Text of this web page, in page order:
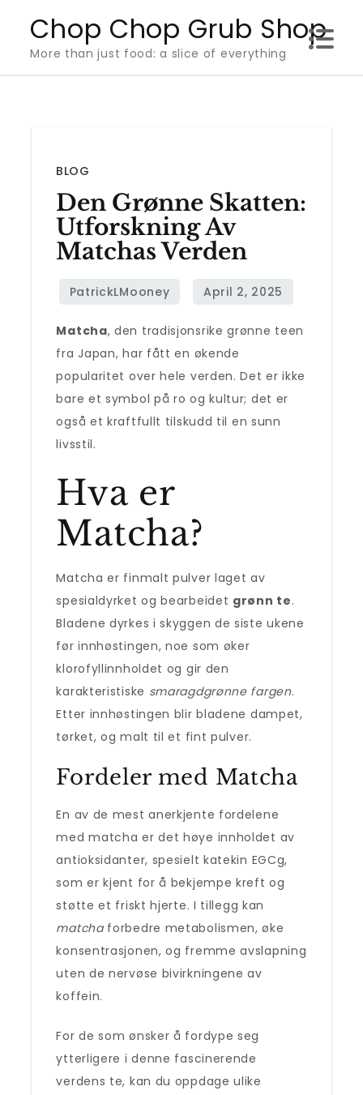
content
Chop Chop Grub Shop
More than just food: a slice of everything
BLOG
Den Grønne Skatten:
Utforskning Av
Matchas Verden
Matcha, den tradisjonsrike grønne teen
fra Japan, har fått en økende
popularitet over hele verden. Det er ikke
bare et symbol på ro og kultur; det er
også et kraftfullt tilskudd til en sunn
livsstil.
Hva er
Matcha?
Matcha er finmalt pulver laget av
spesialdyrket og bearbeidet grønn te.
Bladene dyrkes i skyggen de siste ukene
før innhøstingen, noe som øker
klorofyllinnholdet og gir den
karakteristiske smaragdgrønne fargen.
Etter innhøstingen blir bladene dampet,
tørket, og malt til et fint pulver.
Fordeler med Matcha
En av de mest anerkjente fordelene
med matcha er det høye innholdet av
antioksidanter, spesielt katekin EGCg,
som er kjent for å bekjempe kreft og
støtte et friskt hjerte. I tillegg kan
matchaforbedre metabolismen, øke
konsentrasjonen, og fremme avslapning
uten de nervøse bivirkningene av
koffein.
For de som ønsker å fordype seg
ytterligere i denne fascinerende
verdens te, kan du oppdage ulike